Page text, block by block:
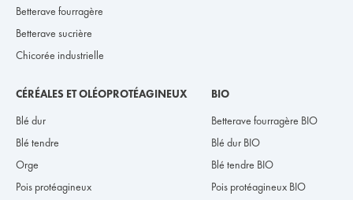
Betterave fourragère
Betterave sucrière
Chicorée industrielle
CÉRÉALES ET OLÉOPROTÉAGINEUX
Blé dur
Blé tendre
Orge
Pois protéagineux
BIO
Betterave fourragère BIO
Blé dur BIO
Blé tendre BIO
Pois protéagineux BIO